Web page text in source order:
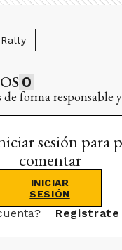
Rally
0
forma responsable
sesión para
comentar
INICIAR
SESIÓN
Registrate